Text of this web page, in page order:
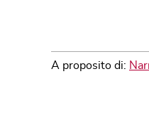
A proposito di: